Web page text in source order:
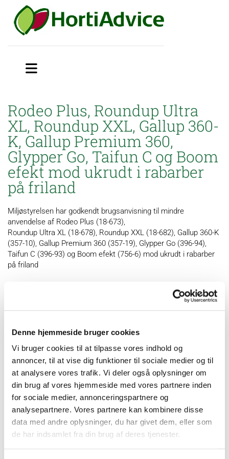
Denne hjemmeside bruger cookies
Vi bruger cookies til at tilpasse vores indhold og
annoncer, til at vise dig funktioner til sociale medier og til
at analysere vores trafik. Vi deler også oplysninger om
din brug af vores hjemmeside med vores partnere inden
for sociale medier, annonceringspartnere og
analysepartnere. Vores partnere kan kombinere disse
data med andre oplysninger, du har givet dem, eller som
de har indsamlet fra din brug af deres tjenester.
Rodeo Plus, Roundup Ultra
XL, Roundup XXL, Gallup 360-
K, Gallup Premium 360,
Glypper Go, Taifun C og Boom
efekt mod ukrudt i rabarber
på friland
Miljøstyrelsen har godkendt brugsanvisning til mindre
anvendelse af Rodeo Plus (18-673),
Roundup Ultra XL (18-678), Roundup XXL (18-682), Gallup 360-K
(357-10), Gallup Premium 360 (357-19), Glypper Go (396-94),
Taifun C (396-93) og Boom efekt (756-6) mod ukrudt i rabarber
på friland
Roundup XXL (18-682): Godkendelsen ophører fra 15.
december 2024.
Opbevaring- og anvendelsesforbud
juni 2026.
Brugsanvisning
Rodeo Plus, Roundup Ultra XL, Roundup XXL,
Gallup 360-K, Gallup Premium 360, Glypper Go,
Taifun C og Boom efekt mod ukrudt i rabarber